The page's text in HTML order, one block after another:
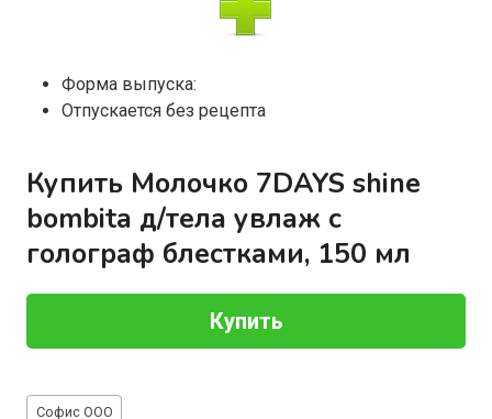
Форма выпуска:
Отпускается без рецепта
Купить Молочко 7DAYS shine
bombita д/тела увлаж с
голограф блестками, 150 мл
Купить
Метки
Софис ООО